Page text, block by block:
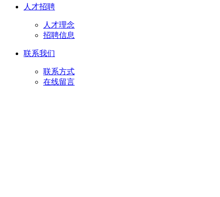
人才招聘
人才理念
招聘信息
联系我们
联系方式
在线留言